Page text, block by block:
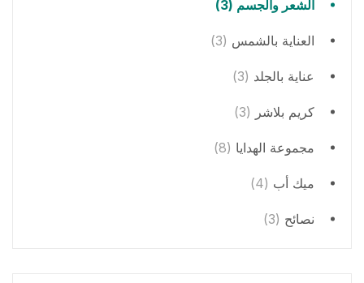
الشعر والجسم (3)
العناية بالشمس (3)
عناية بالجلد (3)
كريم بلاشر (3)
مجموعة الهدايا (8)
ميك أب (4)
نصائح (3)